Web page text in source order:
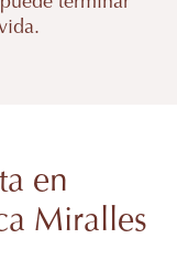
en
Miralles